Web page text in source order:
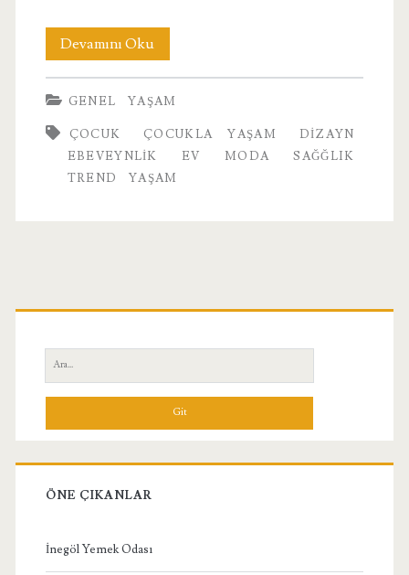
Devamını OkuYeni
Yürümeye
Başlayan
Çocuklarda
Nelere
GENEL YAŞAM
ÇOCUK ÇOCUKLA YAŞAM
DIZAYN
EBEVEYNLIK
EV MODA
SAĞĞLIK
TREND
YAŞAM
Birincil
Yan
Menü
Ara:
ÖNE ÇIKANLAR
İnegöl Yemek Odası